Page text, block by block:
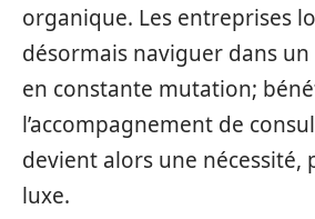
organique. Les entreprises
désormais naviguer dans
en constante mutation;
l’accompagnement de
devient alors une nécessité,
luxe.